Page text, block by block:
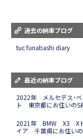
過去の納車ブログ
tuc funabashi diary
最近の納車ブログ
2022年 メルセデス･
ト 東京都にお住いのS
2021年 BMW X3 X
イア 千葉県にお住いの